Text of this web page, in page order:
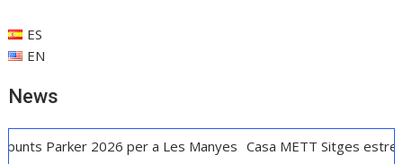
ES
EN
News
2026 per a Les Manyes Casa METT Sitges estrena hoteleria